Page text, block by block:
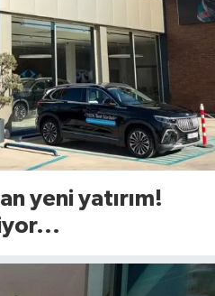
yeni yatırım!